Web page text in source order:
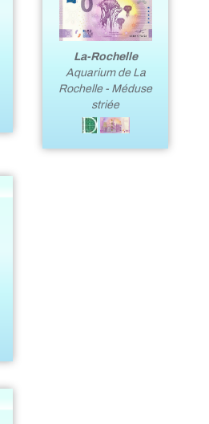
La-Rochelle
Aquarium de La
Rochelle - Méduse
striée